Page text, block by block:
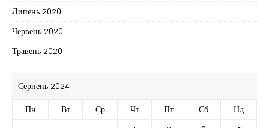
Липень 2020
Червень 2020
Травень 2020
Серпень 2024
Пн
Вт Ср Чт Пт Сб
Нд